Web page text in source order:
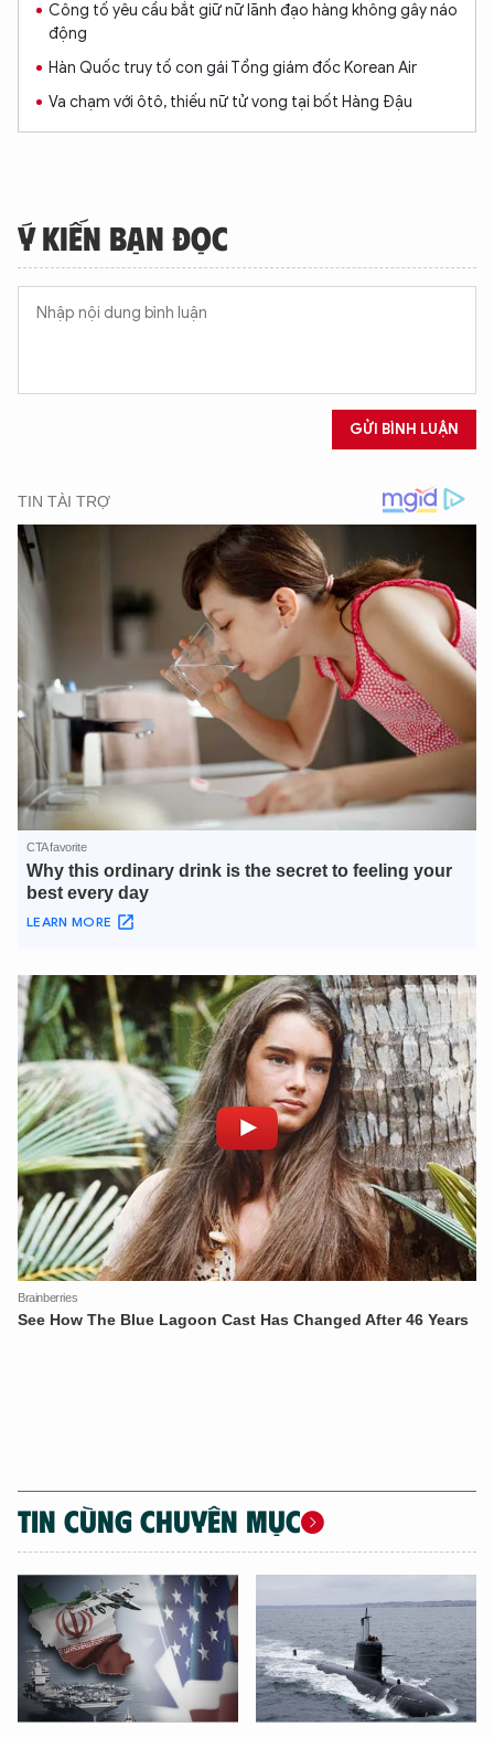
Công tố yêu cầu bắt giữ nữ lãnh đạo hàng không gây náo
động
Hàn Quốc truy tố con gái Tổng giám đốc Korean Air
Va chạm với ôtô, thiếu nữ tử vong tại bốt Hàng Đậu
Ý KIẾN BẠN ĐỌC
GỬI BÌNH LUẬN
TIN CÙNG CHUYÊN MỤC
XIN CHÀO,
TÔI LÀ CHATBOT CỦA